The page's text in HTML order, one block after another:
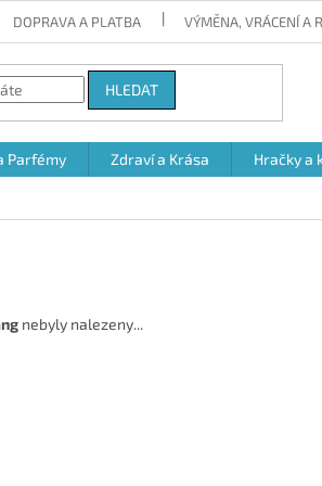
DOPRAVA A PLATBA VÝMĚNA, VRÁCENÍ A
HLEDAT
Parfémy Zdraví a Krása Hračky a
nebyly nalezeny...